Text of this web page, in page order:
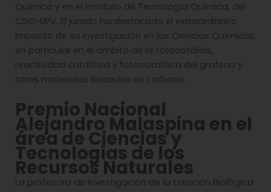
Química y en el Instituto de Tecnología Química, del
CSIC-UPV. El jurado ha destacado el extraordinario
impacto de su investigación en las Ciencias Químicas,
en particular en el ámbito de la fotocatálisis,
reactividad catalítica y fotocatalítica del grafeno y
otros materiales basados en carbono.
Premio Nacional
Alejandro Malaspina en el
área de Ciencias y
Tecnologías de los
Recursos Naturales
La profesora de investigación de la Estación Biológica